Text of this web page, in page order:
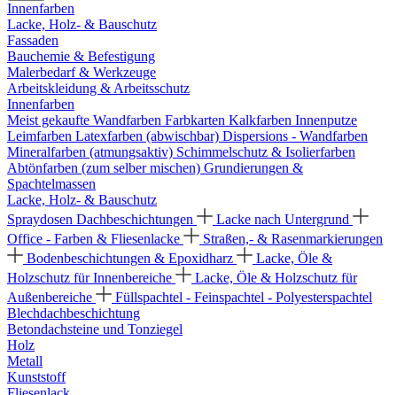
Innenfarben
Lacke, Holz- & Bauschutz
Fassaden
Bauchemie & Befestigung
Malerbedarf & Werkzeuge
Arbeitskleidung & Arbeitsschutz
Innenfarben
Meist gekaufte Wandfarben Farbkarten Kalkfarben Innenputze
Leimfarben Latexfarben (abwischbar) Dispersions - Wandfarben
Mineralfarben (atmungsaktiv) Schimmelschutz & Isolierfarben
Abtönfarben (zum selber mischen) Grundierungen &
Spachtelmassen
Lacke, Holz- & Bauschutz
Spraydosen Dachbeschichtungen
Lacke nach Untergrund
Office - Farben & Fliesenlacke
Straßen,- & Rasenmarkierungen
Bodenbeschichtungen & Epoxidharz
Lacke, Öle &
Holzschutz für Innenbereiche
Lacke, Öle & Holzschutz für
Außenbereiche
Füllspachtel - Feinspachtel - Polyesterspachtel
Blechdachbeschichtung
Betondachsteine und Tonziegel
Holz
Metall
Kunststoff